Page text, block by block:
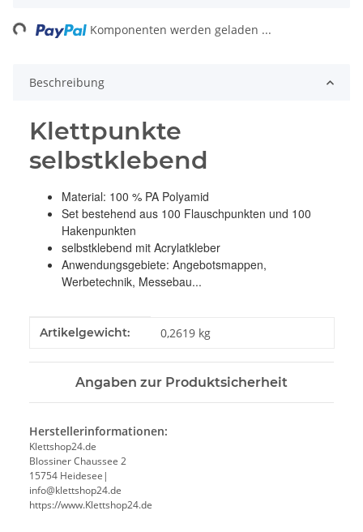
Komponenten werden geladen ...
Beschreibung
Klettpunkte
selbstklebend
Material: 100 % PA Polyamid
Set bestehend aus 100 Flauschpunkten und 100
Hakenpunkten
selbstklebend mit Acrylatkleber
Anwendungsgebiete: Angebotsmappen,
Werbetechnik, Messebau...
Produkteigenschaft
Wert
Artikelgewicht: 0,2619 kg
Angaben zur Produktsicherheit
Herstellerinformationen:
Klettshop24.de
Blossiner Chaussee 2
15754 Heidesee|
info@klettshop24.de
https://www.Klettshop24.de